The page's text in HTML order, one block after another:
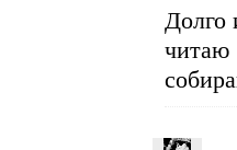
Долго